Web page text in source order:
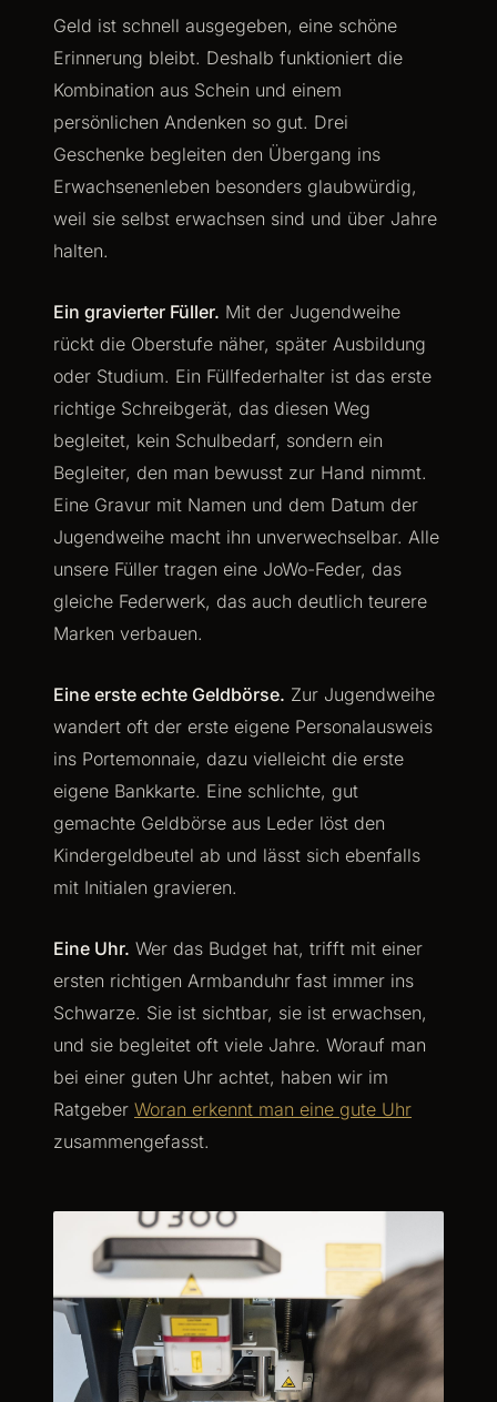
Geld ist schnell ausgegeben, eine schöne
Erinnerung bleibt. Deshalb funktioniert die
Kombination aus Schein und einem
persönlichen Andenken so gut. Drei
Geschenke begleiten den Übergang ins
Erwachsenenleben besonders glaubwürdig,
weil sie selbst erwachsen sind und über Jahre
halten.
Ein gravierter Füller. Mit der Jugendweihe
rückt die Oberstufe näher, später Ausbildung
oder Studium. Ein Füllfederhalter ist das erste
richtige Schreibgerät, das diesen Weg
begleitet, kein Schulbedarf, sondern ein
Begleiter, den man bewusst zur Hand nimmt.
Eine Gravur mit Namen und dem Datum der
Jugendweihe macht ihn unverwechselbar. Alle
unsere Füller tragen eine JoWo-Feder, das
gleiche Federwerk, das auch deutlich teurere
Marken verbauen.
Eine erste echte Geldbörse. Zur Jugendweihe
wandert oft der erste eigene Personalausweis
ins Portemonnaie, dazu vielleicht die erste
eigene Bankkarte. Eine schlichte, gut
gemachte Geldbörse aus Leder löst den
Kindergeldbeutel ab und lässt sich ebenfalls
mit Initialen gravieren.
Eine Uhr. Wer das Budget hat, trifft mit einer
ersten richtigen Armbanduhr fast immer ins
Schwarze. Sie ist sichtbar, sie ist erwachsen,
und sie begleitet oft viele Jahre. Worauf man
bei einer guten Uhr achtet, haben wir im
Ratgeber Woran erkennt man eine gute Uhr
zusammengefasst.